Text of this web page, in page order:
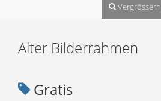
Vergrössern
Alter Bilderrahmen
Gratis